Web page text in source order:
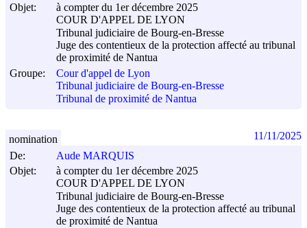
Objet:
à compter du 1er décembre 2025
COUR D'APPEL DE LYON
Tribunal judiciaire de Bourg-en-Bresse
Juge des contentieux de la protection affecté au tribunal
de proximité de Nantua
Groupe:
Cour d'appel de Lyon
Tribunal judiciaire de Bourg-en-Bresse
Tribunal de proximité de Nantua
De:
Aude MARQUIS
Objet:
à compter du 1er décembre 2025
COUR D'APPEL DE LYON
Tribunal judiciaire de Bourg-en-Bresse
Juge des contentieux de la protection affecté au tribunal
de proximité de Nantua
nomination 11/11/2025